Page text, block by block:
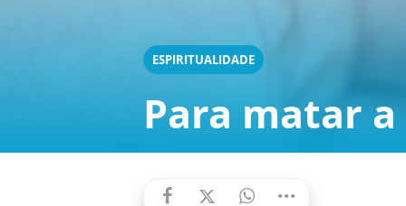
ESPIRITUALIDADE
Para matar a